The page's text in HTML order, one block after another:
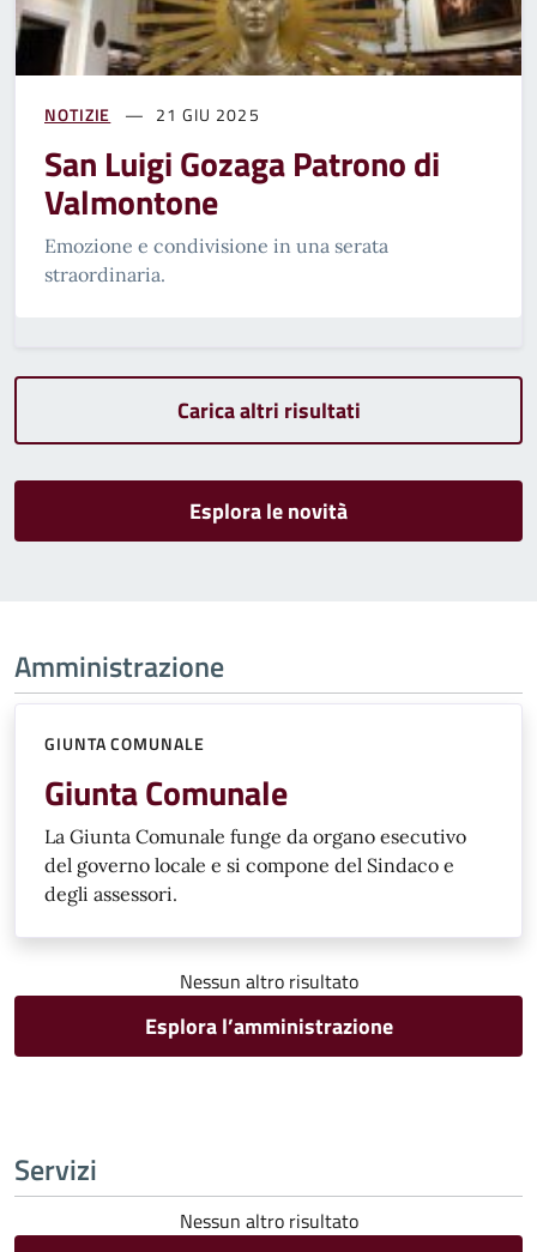
NOTIZIE 21 GIU 2025
San Luigi Gozaga Patrono di
Valmontone
Emozione e condivisione in una serata
straordinaria.
Carica altri risultati
Esplora le novità
Amministrazione
GIUNTA COMUNALE
Giunta Comunale
La Giunta Comunale funge da organo esecutivo
del governo locale e si compone del Sindaco e
degli assessori.
Nessun altro risultato
Esplora l’amministrazione
Servizi
Nessun altro risultato